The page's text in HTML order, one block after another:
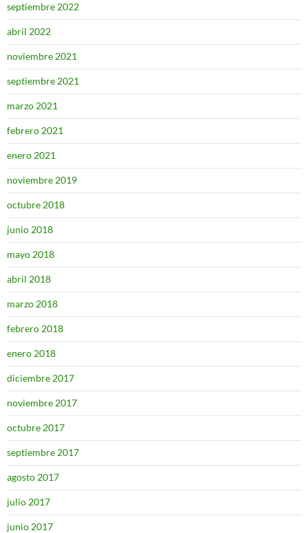
septiembre 2022
abril 2022
noviembre 2021
septiembre 2021
marzo 2021
febrero 2021
enero 2021
noviembre 2019
octubre 2018
junio 2018
mayo 2018
abril 2018
marzo 2018
febrero 2018
enero 2018
diciembre 2017
noviembre 2017
octubre 2017
septiembre 2017
agosto 2017
julio 2017
junio 2017